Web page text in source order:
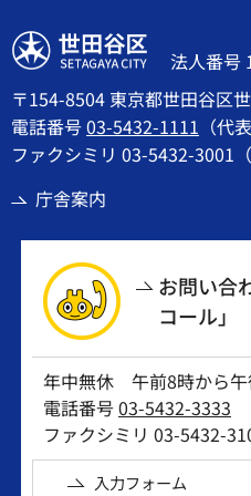
世田谷区
法人番号
〒154-8504 東京都世田谷区
電話番号03-5432-1111 （代表
ファクシミリ 03-5432-3001（
庁舎案内
お問い合
コール」
年中無休 午前8時から午
電話番号03-5432-3333
ファクシミリ 03-5432-
入力フォーム